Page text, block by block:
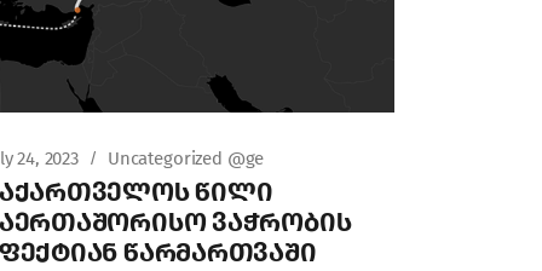
24, 2023 Uncategorized @ge
წილი
ვაჭრობის
წარმართვაში